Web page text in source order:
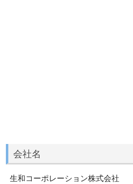
会社名
生和コーポレーション株式会社